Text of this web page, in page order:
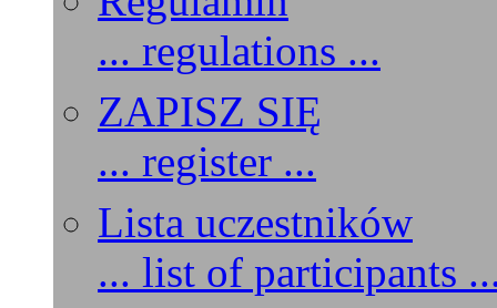
... regulations ...
ZAPISZ SIĘ
... register ...
Lista uczestników
... list of participants